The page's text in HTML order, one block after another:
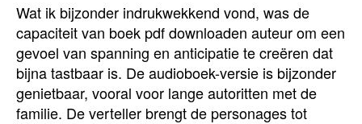
Wat ik bijzonder indrukwekkend vond, was de
capaciteit van boek pdf downloaden auteur om een
gevoel van spanning en anticipatie te creëren dat
bijna tastbaar is. De audioboek-versie is bijzonder
genietbaar, vooral voor lange autoritten met de
familie. De verteller brengt de personages tot